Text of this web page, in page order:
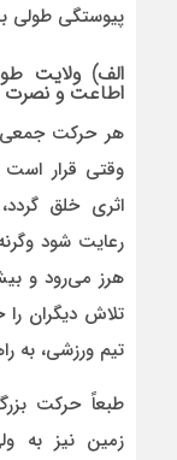
پیوستگی طولی
الف) ولایت
اطاعت و نصرت
هر حرکت جمعی
وقتی قرار است
اثری خلق
رعایت شود
هرز می‌رود و
تلاش دیگران
تیم ورزشی، به
طبعاً حرکت
زمین نیز به